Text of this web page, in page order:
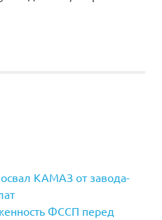
КАМАЗ от завода-
ФССП перед